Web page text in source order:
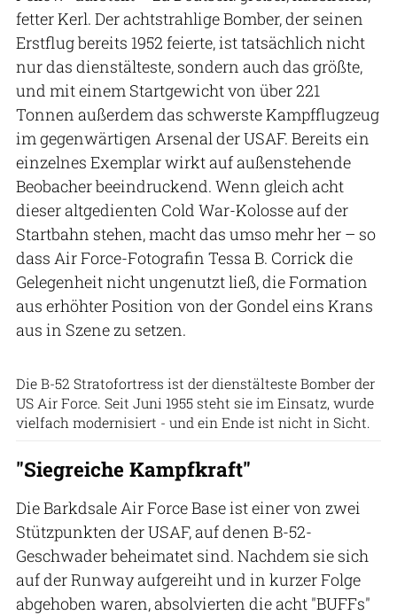
fetter Kerl. Der achtstrahlige Bomber, der seinen
Erstflug bereits 1952 feierte, ist tatsächlich nicht
nur das dienstälteste, sondern auch das größte,
und mit einem Startgewicht von über 221
Tonnen außerdem das schwerste Kampfflugzeug
im gegenwärtigen Arsenal der USAF. Bereits ein
einzelnes Exemplar wirkt auf außenstehende
Beobacher beeindruckend. Wenn gleich acht
dieser altgedienten Cold War-Kolosse auf der
Startbahn stehen, macht das umso mehr her – so
dass Air Force-Fotografin Tessa B. Corrick die
Gelegenheit nicht ungenutzt ließ, die Formation
aus erhöhter Position von der Gondel eins Krans
aus in Szene zu setzen.
Die B-52 Stratofortress ist der dienstälteste Bomber der
US Air Force. Seit Juni 1955 steht sie im Einsatz, wurde
vielfach modernisiert - und ein Ende ist nicht in Sicht.
"Siegreiche Kampfkraft"
Die Barkdsale Air Force Base ist einer von zwei
Stützpunkten der USAF, auf denen B-52-
Geschwader beheimatet sind. Nachdem sie sich
auf der Runway aufgereiht und in kurzer Folge
abgehoben waren, absolvierten die acht "BUFFs"